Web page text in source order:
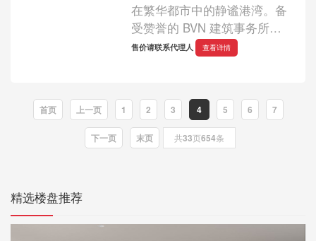
在繁华都市中的静谧港湾。备
受赞誉的 BVN 建筑事务所倾
力打造了一系列活力四射的建
的起居空间融为一体。在快节
奏的都市...
售价请联系代理人 查看详情
首页 上一页 1 2 3 4 5 6 7
下一页 末页 共33页654条
精选楼盘推荐